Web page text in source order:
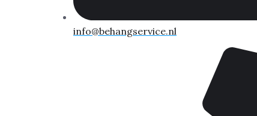
info@behangservice.nl